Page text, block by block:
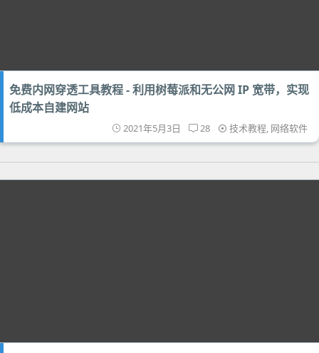
免费内网穿透工具教程 - 利用树莓派和无公网 IP 宽带，实现
低成本自建网站
2021年5月3日 28 技术教程, 网络软件